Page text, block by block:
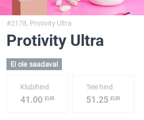
#2178, Protivity Ultra
Protivity Ultra
Ei ole saadaval
Klubihind
41.00 EUR
Teie hind
51.25EUR